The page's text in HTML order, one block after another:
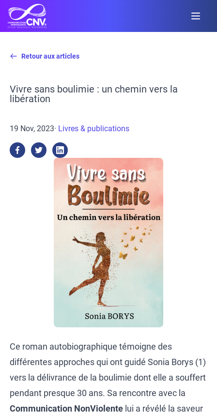
Retour aux articles
Vivre sans boulimie : un chemin vers la
libération
19 Nov, 2023· Livres & publications
Ce roman autobiographique témoigne des
différentes approches qui ont guidé Sonia Borys (1)
vers la délivrance de la boulimie dont elle a souffert
pendant presque 30 ans. Sa rencontre avec la
Communication NonViolente lui a révélé la saveur